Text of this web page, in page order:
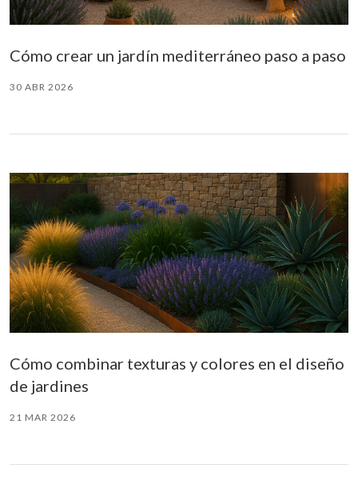
Cómo crear un jardín mediterráneo paso a paso
30 ABR 2026
Cómo combinar texturas y colores en el diseño
de jardines
21 MAR 2026